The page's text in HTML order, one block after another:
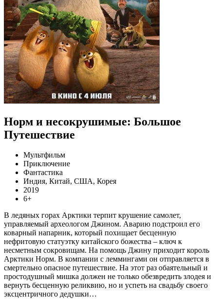
Норм и несокрушимые: Большое
Путешествие
Мультфильм
Приключение
Фантастика
Индия, Китай, США, Корея
2019
6+
В ледяных горах Арктики терпит крушение самолет,
управляемый археологом Джином. Аварию подстроил его
коварный напарник, который похищает бесценную
нефритовую статуэтку китайского божества – ключ к
несметным сокровищам. На помощь Джину приходит король
Арктики Норм. В компании с леммингами он отправляется в
смертельно опасное путешествие. На этот раз обаятельный и
простодушный мишка должен не только обезвредить злодея и
вернуть бесценную реликвию, но и успеть на свадьбу своего
эксцентричного дедушки…